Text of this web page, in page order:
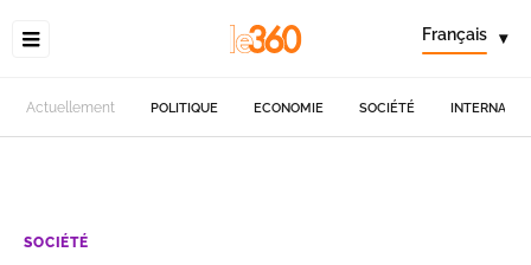
Français ▾
Actuellement POLITIQUE ECONOMIE SOCIÉTÉ
SOCIÉTÉ